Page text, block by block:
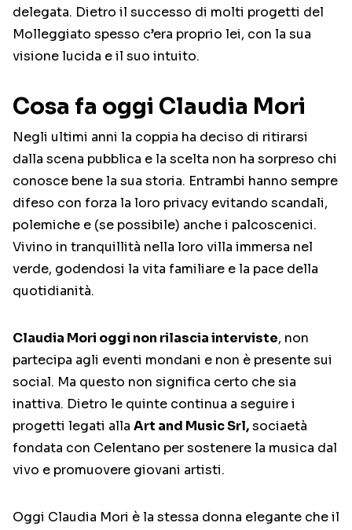
delegata. Dietro il successo di molti progetti del
Molleggiato spesso c’era proprio lei, con la sua
visione lucida e il suo intuito.
Cosa fa oggi Claudia Mori
Negli ultimi anni la coppia ha deciso di ritirarsi
dalla scena pubblica e la scelta non ha sorpreso chi
conosce bene la sua storia. Entrambi hanno sempre
difeso con forza la loro privacy evitando scandali,
polemiche e (se possibile) anche i palcoscenici.
Vivino in tranquillità nella loro villa immersa nel
verde, godendosi la vita familiare e la pace della
quotidianità.
Claudia Mori oggi non rilascia interviste, non
partecipa agli eventi mondani e non è presente sui
social. Ma questo non significa certo che sia
inattiva. Dietro le quinte continua a seguire i
progetti legati alla Art and Music Srl,sociaetà
fondata con Celentano per sostenere la musica dal
vivo e promuovere giovani artisti.
Oggi Claudia Mori è la stessa donna elegante che il